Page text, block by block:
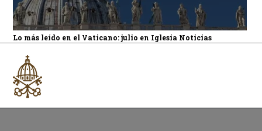
Lo más leído en el Vaticano: julio en Iglesia Noticias